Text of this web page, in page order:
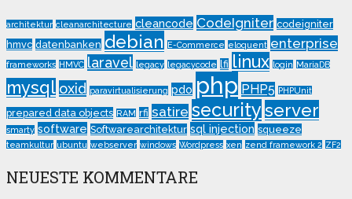
architektur cleanarchitecture cleancode CodeIgniter codeigniter
hmvc datenbanken debian E-Commerce eloquent enterprise
frameworks HMVC laravel legacy legacycode lfi linux login MariaDB
mysql oxid paravirtualisierung pdo php PHP5 PHPUnit
prepared data objects RAM rfi satire securityserver
smarty software Softwarearchitektur sql injection squeeze
teamkultur ubuntu webserver windows Wordpress xen zend framework 2 ZF2
NEUESTE KOMMENTARE